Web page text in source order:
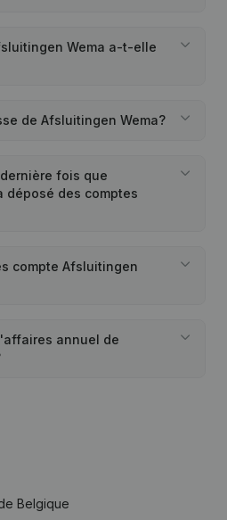
Wema a-t-elle
de Afsluitingen Wema?
fois que
déposé des comptes
compte Afsluitingen
annuel de
Belgique